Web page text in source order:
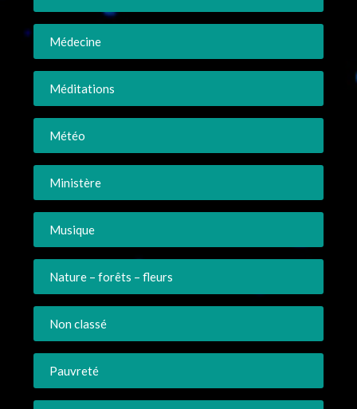
Médecine
Méditations
Météo
Ministère
Musique
Nature – forêts – fleurs
Non classé
Pauvreté